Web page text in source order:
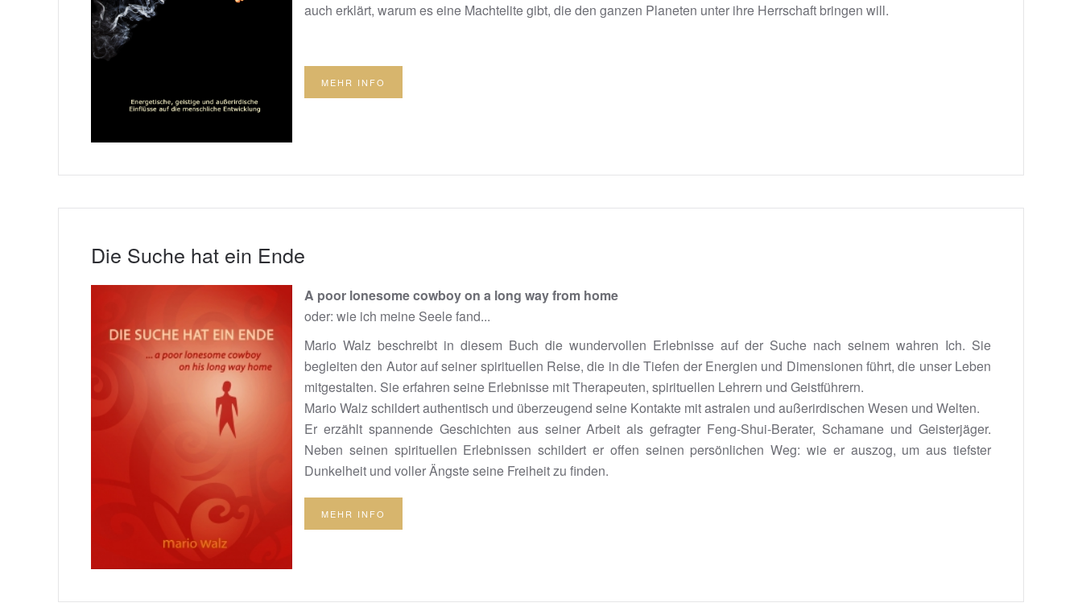
auch erklärt, warum es eine Machtelite gibt, die den ganzen Planeten unter ihre Herrschaft bringen will.
MEHR INFO
Die Suche hat ein Ende
A poor lonesome cowboy on a long way from home
oder: wie ich meine Seele fand...
Mario Walz beschreibt in diesem Buch die wundervollen Erlebnisse auf der Suche nach seinem wahren Ich. Sie
begleiten den Autor auf seiner spirituellen Reise, die in die Tiefen der Energien und Dimensionen führt, die unser Leben
mitgestalten. Sie erfahren seine Erlebnisse mit Therapeuten, spirituellen Lehrern und Geistführern.
Mario Walz schildert authentisch und überzeugend seine Kontakte mit astralen und außerirdischen Wesen und Welten.
Er erzählt spannende Geschichten aus seiner Arbeit als gefragter Feng-Shui-Berater, Schamane und Geisterjäger.
Neben seinen spirituellen Erlebnissen schildert er offen seinen persönlichen Weg: wie er auszog, um aus tiefster
Dunkelheit und voller Ängste seine Freiheit zu finden.
MEHR INFO